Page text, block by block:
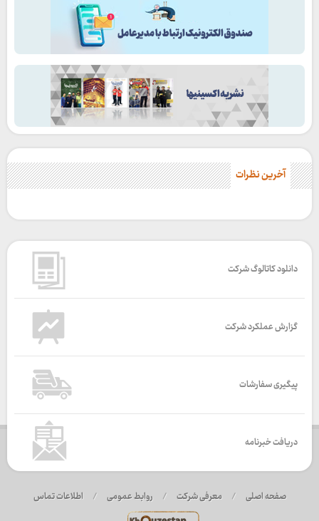
آخرین نظرات
دانلود کاتالوگ شرکت
گزارش عملکرد شرکت
پیگیری سفارشات
دریافت خبرنامه
صفحه اصلی / معرفی شرکت / روابط عمومی / اطلاعات تماس